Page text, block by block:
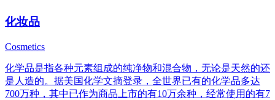
化妆品
Cosmetics
化学品是指各种元素组成的纯净物和混合物，无论是天然的还
是人造的。据美国化学文摘登录，全世界已有的化学品多达
700万种，其中已作为商品上市的有10万余种，经常使用的有7